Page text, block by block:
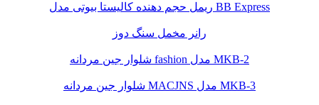
ریمل حجم دهنده کالیستا بیوتی مدل BB Express
رانر مخمل سنگ دوز
شلوار جین مردانه fashion مدل MKB-2
شلوار جین مردانه MACJNS مدل MKB-3